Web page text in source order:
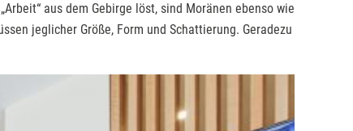
aus dem Gebirge löst, sind Moränen ebenso wie
jeglicher Größe, Form und Schattierung. Geradezu